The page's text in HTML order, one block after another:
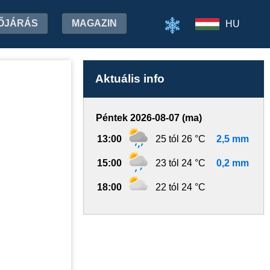
MAGAZIN HU
Aktuális info
Péntek 2026-08-07 (ma)
13:00 25 tól 26 °C 2,5 mm
15:00 23 tól 24 °C 0,2 mm
18:00 22 tól 24 °C